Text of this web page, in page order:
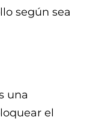
según sea
una
el